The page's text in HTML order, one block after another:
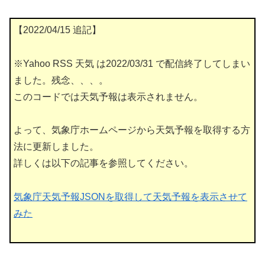
【2022/04/15 追記】
※Yahoo RSS 天気 は2022/03/31 で配信終了してしまい
ました。残念、、、。
このコードでは天気予報は表示されません。
よって、気象庁ホームページから天気予報を取得する方
法に更新しました。
詳しくは以下の記事を参照してください。
気象庁天気予報JSONを取得して天気予報を表示させて
みた